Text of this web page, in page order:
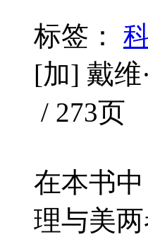
标签：
[加] 戴
/ 273页
在本书
理与美